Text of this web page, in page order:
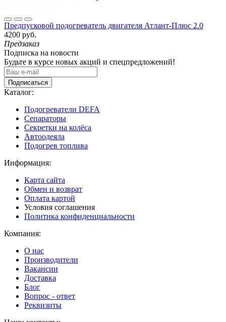
Предпусковой подогреватель двигателя Атлант-Плюс 2.0
4200 руб.
Предзаказ
Подписка на новости
Будьте в курсе новых акций и спецпредложений!
Подписаться
Каталог:
Подогреватели DEFA
Сепараторы
Секретки на колёса
Автоодеяла
Подогрев топлива
Информация:
Карта сайта
Обмен и возврат
Оплата картой
Условия соглашения
Политика конфиденциальности
Компания:
О нас
Производители
Вакансии
Доставка
Блог
Вопрос - ответ
Реквизиты